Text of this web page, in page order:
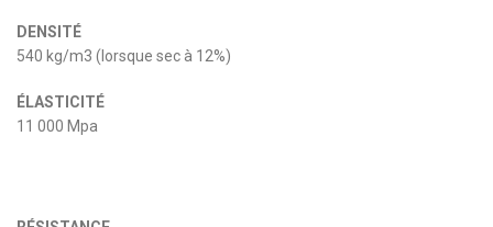
DENSITÉ
540 kg/m3 (lorsque sec à 12%)
ÉLASTICITÉ
11 000 Mpa